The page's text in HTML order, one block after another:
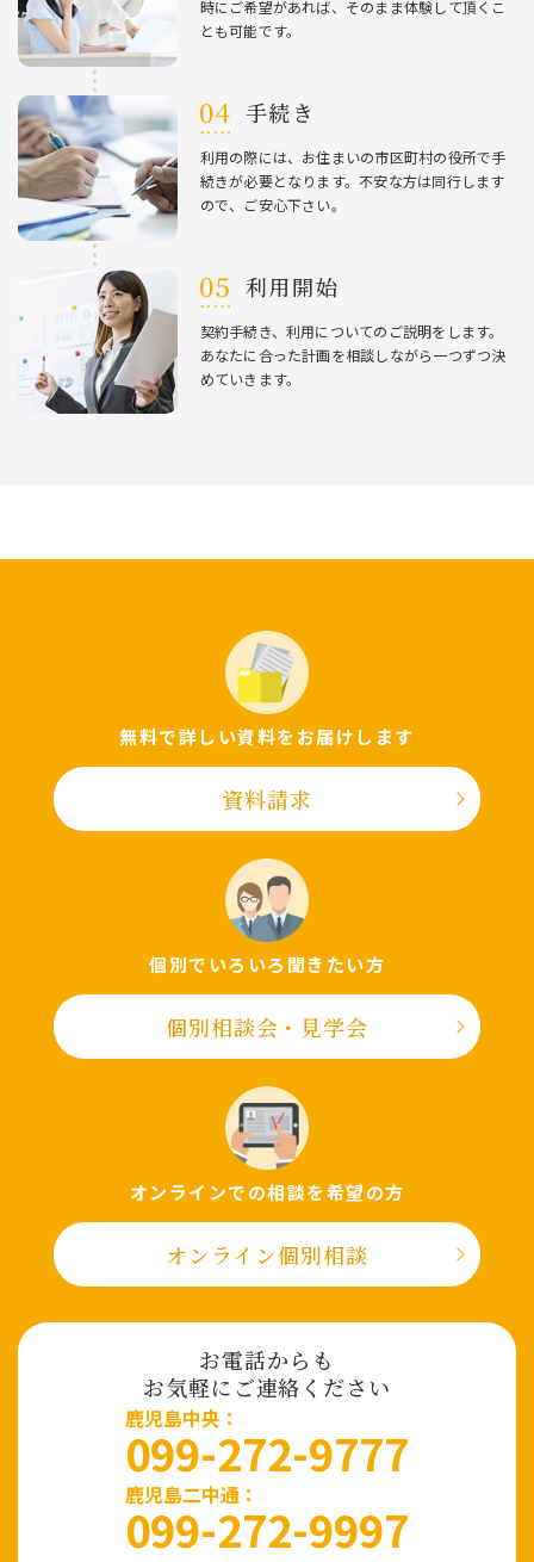
時にご希望があれば、そのまま体験して頂くこ
とも可能です。
⼿続き
利⽤の際には、お住まいの市区町村の役所で⼿
続きが必要となります。不安な⽅は同⾏します
ので、ご安⼼下さい。
利⽤開始
契約⼿続き、利⽤についてのご説明をします。
あなたに合った計画を相談しながら⼀つずつ決
めていきます。
無料で詳しい資料をお届けします
資料請求
個別でいろいろ聞きたい⽅
個別相談会・⾒学会
オンラインでの相談を希望の⽅
オンライン個別相談
お電話からも
お気軽にご連絡ください
⿅児島中央：
099-272-9777
鹿児島二中通：
099-272-9997